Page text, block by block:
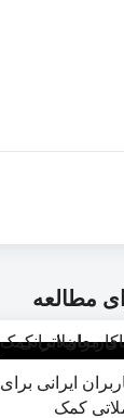
مطالعه
ایرانی برای
کمک